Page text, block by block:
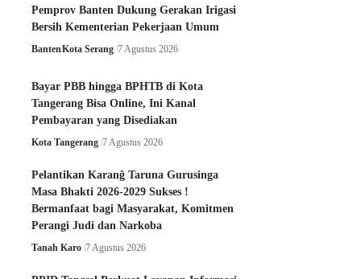
Pemprov Banten Dukung Gerakan Irigasi
Bersih Kementerian Pekerjaan Umum
BantenKota Serang 7 Agustus 2026
Bayar PBB hingga BPHTB di Kota
Tangerang Bisa Online, Ini Kanal
Pembayaran yang Disediakan
Kota Tangerang 7 Agustus 2026
Pelantikan Karanĝ Taruna Gurusinga
Masa Bhakti 2026-2029 Sukses !
Bermanfaat bagi Masyarakat, Komitmen
Perangi Judi dan Narkoba
Tanah Karo 7 Agustus 2026